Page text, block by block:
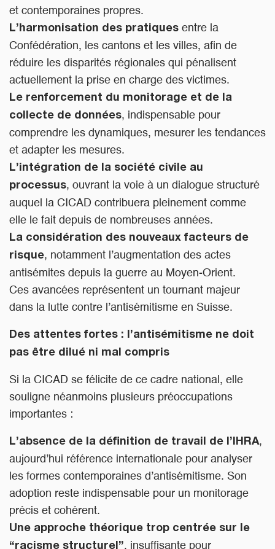
et contemporaines propres.
L’harmonisation des pratiques entre la
Confédération, les cantons et les villes, afin de
réduire les disparités régionales qui pénalisent
actuellement la prise en charge des victimes.
Le renforcement du monitorage et de la
collecte de données, indispensable pour
comprendre les dynamiques, mesurer les tendances
et adapter les mesures.
L’intégration de la société civile au
processus, ouvrant la voie à un dialogue structuré
auquel la CICAD contribuera pleinement comme
elle le fait depuis de nombreuses années.
La considération des nouveaux facteurs de
risque, notamment l’augmentation des actes
antisémites depuis la guerre au Moyen-Orient.
Ces avancées représentent un tournant majeur
dans la lutte contre l’antisémitisme en Suisse.
Des attentes fortes : l’antisémitisme ne doit
pas être dilué ni mal compris
Si la CICAD se félicite de ce cadre national, elle
souligne néanmoins plusieurs préoccupations
importantes :
L’absence de la définition de travail de l’IHRA,
aujourd’hui référence internationale pour analyser
les formes contemporaines d’antisémitisme. Son
adoption reste indispensable pour un monitorage
précis et cohérent.
Une approche théorique trop centrée sur le
“racisme structurel”, insuffisante pour